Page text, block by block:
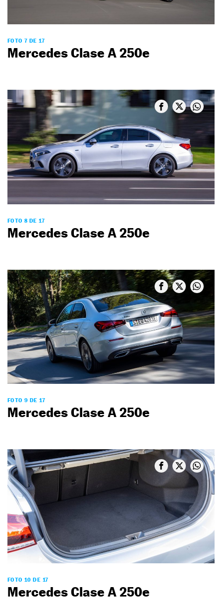
FOTO 7 DE 17
Mercedes Clase A 250e
FOTO 8 DE 17
Mercedes Clase A 250e
FOTO 9 DE 17
Mercedes Clase A 250e
FOTO 10 DE 17
Mercedes Clase A 250e